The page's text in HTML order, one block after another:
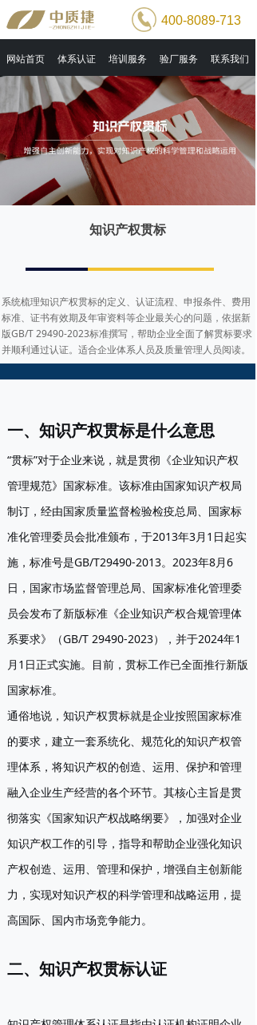
网站首页 体系认证 培训服务 验厂服务 联系我们
400-8089-713
知识产权贯标
系统梳理知识产权贯标的定义、认证流程、申报条件、费用
标准、证书有效期及年审资料等企业最关心的问题，依据新
版GB/T 29490-2023标准撰写，帮助企业全面了解贯标要求
并顺利通过认证。适合企业体系人员及质量管理人员阅读。
一、知识产权贯标是什么意思
“贯标”对于企业来说，就是贯彻《企业知识产权
管理规范》国家标准。该标准由国家知识产权局
制订，经由国家质量监督检验检疫总局、国家标
准化管理委员会批准颁布，于2013年3月1日起实
施，标准号是GB/T29490-2013。2023年8月6
日，国家市场监督管理总局、国家标准化管理委
员会发布了新版标准《企业知识产权合规管理体
系要求》（GB/T 29490-2023），并于2024年1
月1日正式实施。目前，贯标工作已全面推行新版
国家标准。
通俗地说，知识产权贯标就是企业按照国家标准
的要求，建立一套系统化、规范化的知识产权管
理体系，将知识产权的创造、运用、保护和管理
融入企业生产经营的各个环节。其核心主旨是贯
彻落实《国家知识产权战略纲要》，加强对企业
知识产权工作的引导，指导和帮助企业强化知识
产权创造、运用、管理和保护，增强自主创新能
力，实现对知识产权的科学管理和战略运用，提
高国际、国内市场竞争能力。
二、知识产权贯标认证